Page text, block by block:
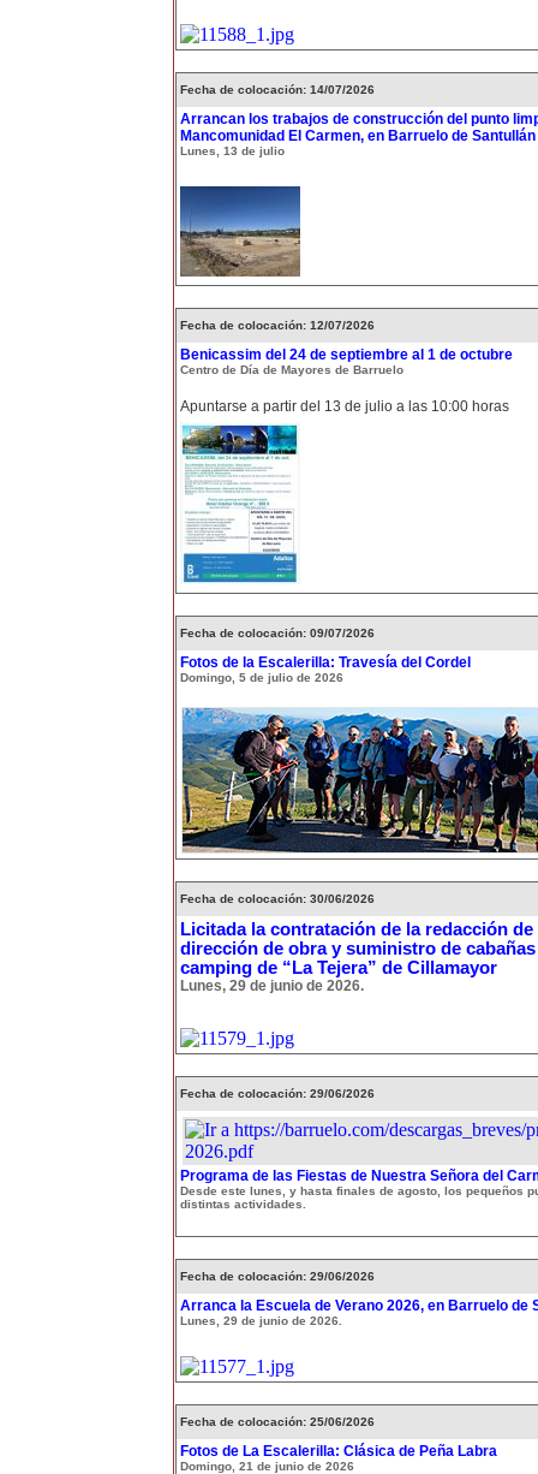
Fecha de colocación: 14/07/2026
Arrancan los trabajos de construcción del punto
Mancomunidad El Carmen, en Barruelo de Santullán
Lunes, 13 de julio
Fecha de colocación: 12/07/2026
Benicassim del 24 de septiembre al 1 de octubre
Centro de Día de Mayores de Barruelo
Apuntarse a partir del 13 de julio a las 10:00 horas
Fecha de colocación: 09/07/2026
Fotos de la Escalerilla: Travesía del Cordel
Domingo, 5 de julio de 2026
Fecha de colocación: 30/06/2026
Licitada la contratación de la redacción
dirección de obra y suministro de
camping de “La Tejera” de Cillamayor
Lunes, 29 de junio de 2026.
Fecha de colocación: 29/06/2026
Programa de las Fiestas de Nuestra Señora del
Desde este lunes, y hasta finales de agosto, los pequeños
distintas actividades.
Fecha de colocación: 29/06/2026
Arranca la Escuela de Verano 2026, en Barruelo de
Lunes, 29 de junio de 2026.
Fecha de colocación: 25/06/2026
Fotos de La Escalerilla: Clásica de Peña Labra
Domingo, 21 de junio de 2026